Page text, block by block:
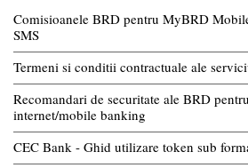
Comisioanele BRD pentru MyBRD
SMS
Termeni si conditii contractuale ale
Recomandari de securitate ale BRD
internet/mobile banking
CEC Bank - Ghid utilizare token sub